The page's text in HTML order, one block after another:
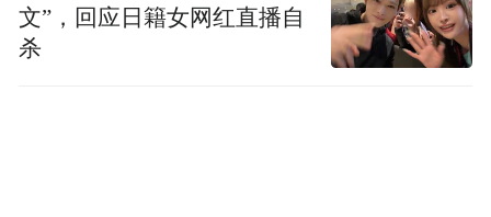
文”，回应日籍女网红直播自
杀